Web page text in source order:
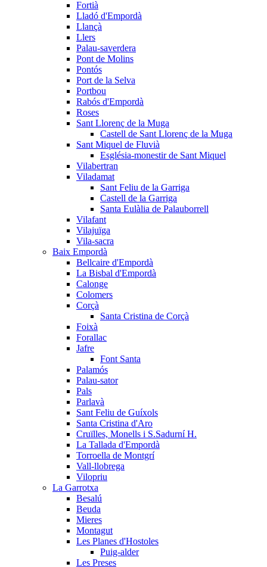
Fortià
Lladó d'Empordà
Llançà
Llers
Palau-saverdera
Pont de Molins
Pontós
Port de la Selva
Portbou
Rabós d'Empordà
Roses
Sant Llorenç de la Muga
Castell de Sant Llorenç de la Muga
Sant Miquel de Fluvià
Església-monestir de Sant Miquel
Vilabertran
Viladamat
Sant Feliu de la Garriga
Castell de la Garriga
Santa Eulàlia de Palauborrell
Vilafant
Vilajuïga
Vila-sacra
Baix Empordà
Bellcaire d'Empordà
La Bisbal d'Empordà
Calonge
Colomers
Corçà
Santa Cristina de Corçà
Foixà
Forallac
Jafre
Font Santa
Palamós
Palau-sator
Pals
Parlavà
Sant Feliu de Guíxols
Santa Cristina d'Aro
Cruïlles, Monells i S.Sadurní H.
La Tallada d'Empordà
Torroella de Montgrí
Vall-llobrega
Vilopriu
La Garrotxa
Besalú
Beuda
Mieres
Montagut
Les Planes d'Hostoles
Puig-alder
Les Preses